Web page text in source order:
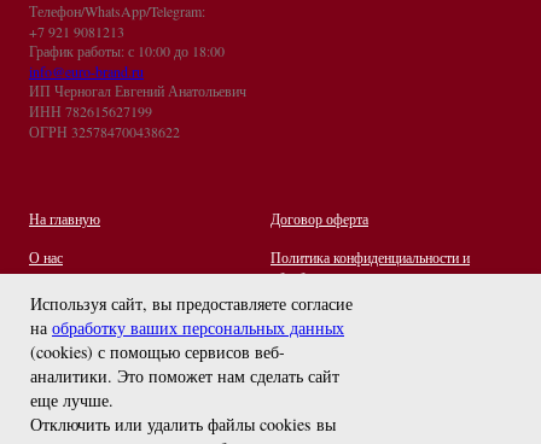
задайте вопрос
Используя сайт, вы предоставляете согласие
на обработку ваших персональных данных
(cookies) с помощью сервисов веб-
аналитики. Это поможет нам сделать сайт
еще лучше.
Отключить или удалить файлы cookies вы
Телефон/WhatsApp/Telegram:
+7 921 9081213
График работы: с 10:00 до 18:00
info@euro-brand.ru
ИП Черногал Евгений Анатольевич
ИНН 782615627199
ОГРН 325784700438622
На главную
О нас
Контакты
Отзывы
Договор оферта
Политика конфиденциальности и
обработки персональных данных
Оплата и Доставка